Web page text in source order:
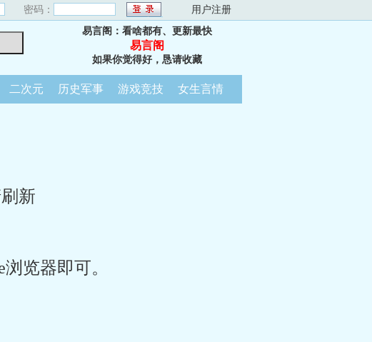
密码： 用户注册
易言阁：看啥都有、更新最快
易言阁
如果你觉得好，恳请收藏
二次元 历史军事 游戏竞技 女生言情
新
览器即可。